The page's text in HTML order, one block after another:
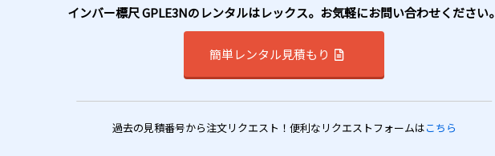
インバー標尺 GPLE3Nのレンタルはレックス。お気軽にお問い合わせください。
簡単レンタル見積もり
過去の見積番号から注文リクエスト！便利なリクエストフォームはこちら